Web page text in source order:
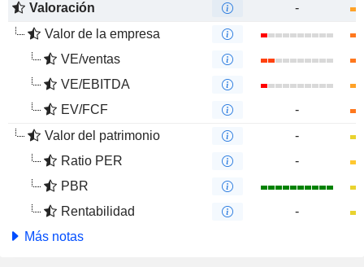
Valoración
-
Valor de la empresa
VE/ventas
VE/EBITDA
EV/FCF
-
Valor del patrimonio
-
Ratio PER
-
PBR
Rentabilidad
-
Más notas